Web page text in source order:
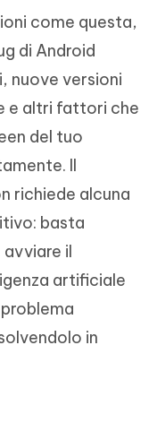
come questa,
di Android
nuove versioni
e altri fattori che
del tuo
Il
richiede alcuna
basta
il
artificiale
in